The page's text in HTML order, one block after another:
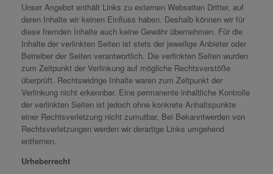
Unser Angebot enthält Links zu externen Webseiten Dritter, auf
deren Inhalte wir keinen Einfluss haben. Deshalb können wir für
diese fremden Inhalte auch keine Gewähr übernehmen. Für die
Inhalte der verlinkten Seiten ist stets der jeweilige Anbieter oder
Betreiber der Seiten verantwortlich. Die verlinkten Seiten wurden
zum Zeitpunkt der Verlinkung auf mögliche Rechtsverstöße
überprüft. Rechtswidrige Inhalte waren zum Zeitpunkt der
Verlinkung nicht erkennbar. Eine permanente inhaltliche Kontrolle
der verlinkten Seiten ist jedoch ohne konkrete Anhaltspunkte
einer Rechtsverletzung nicht zumutbar. Bei Bekanntwerden von
Rechtsverletzungen werden wir derartige Links umgehend
entfernen.
Urheberrecht